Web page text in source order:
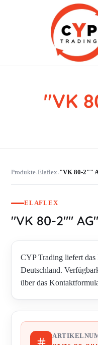
CYP Trading
Professionelle Ersatzteilbeschaffung
"VK
Produkte›Elaflex›"VK 80-2""
ELAFLEX
"VK 80-2"" AG"
CYP Trading liefert
Deutschland.
über das